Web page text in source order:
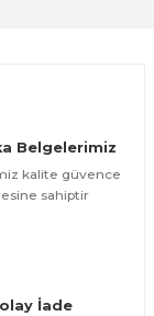
Belgelerimiz
kalite güvence
sahiptir
İade